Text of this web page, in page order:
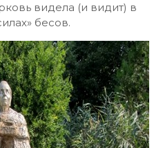
видела (и видит) в
бесов.